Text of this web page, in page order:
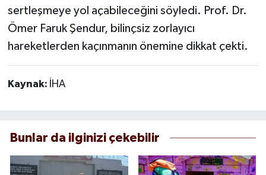
sertleşmeye yol açabileceğini söyledi. Prof. Dr.
Ömer Faruk Şendur, bilinçsiz zorlayıcı
hareketlerden kaçınmanın önemine dikkat çekti.
Kaynak: İHA
Bunlar da ilginizi çekebilir